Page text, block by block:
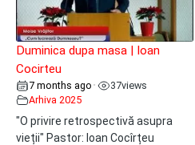
Duminica dupa masa | Ioan
Cocirteu
7 months ago • 37views
Arhiva 2025
"O privire retrospectivă asupra
vieții" Pastor: Ioan Cocîrțeu